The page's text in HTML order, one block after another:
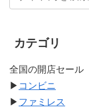
カテゴリ
全国の開店セール
▶ コンビニ
▶ ファミレス